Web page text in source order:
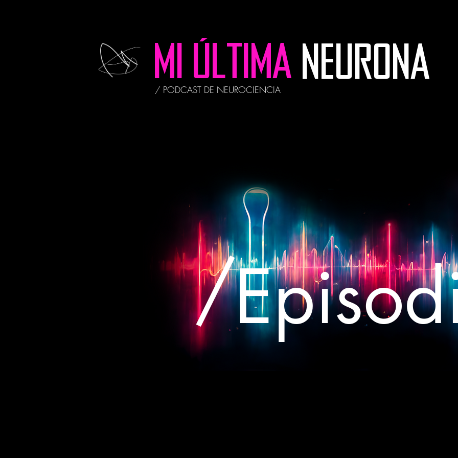
MI ÚLTIMA
/ PODCAST DE NEUROCIENCIA NEURONA
/